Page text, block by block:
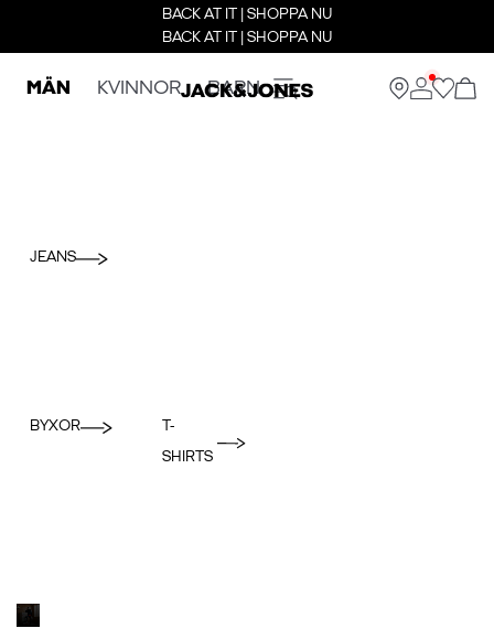
BACK AT IT | SHOPPA NU
BACK AT IT | SHOPPA NU
MÄN KVINNOR BARN
JEANS
BYXOR
T-
SHIRTS